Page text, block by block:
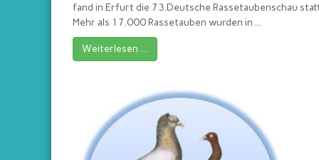
fand in Erfurt die 73.Deutsche Rassetaubenschau
Mehr als 17.000 Rassetauben wurden in ...
Weiterlesen …